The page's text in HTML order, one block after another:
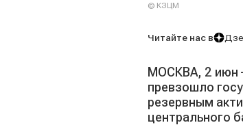
© КЗЦМ
Читайте нас в
МОСКВА, 2 июн
превзошло
резервным
центрального